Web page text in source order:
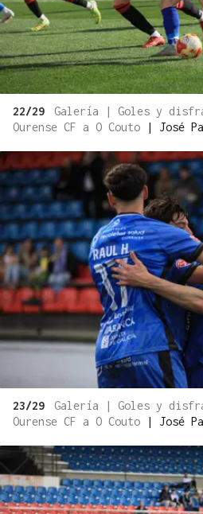
22/29
Galería | Goles y
Ourense CF a O Couto
| José
23/29
Galería | Goles y
Ourense CF a O Couto
| José